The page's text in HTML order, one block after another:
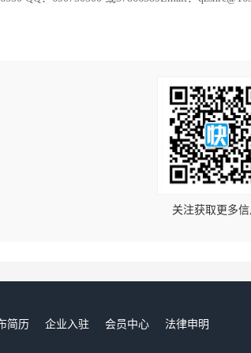
关注获取更多
简历 企业入驻 会员中心
法律申明